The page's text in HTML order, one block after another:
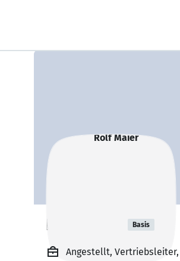
Rolf Maier Basis
Angestellt, Vertriebsleiter,